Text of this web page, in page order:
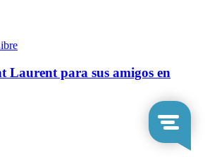
Laurent para sus amigos en